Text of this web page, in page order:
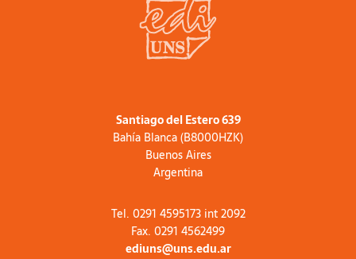
Santiago del Estero 639
Bahía Blanca (B8000HZK)
Buenos Aires
Argentina
Tel. 0291 4595173 int 2092
Fax. 0291 4562499
ediuns@uns.edu.ar